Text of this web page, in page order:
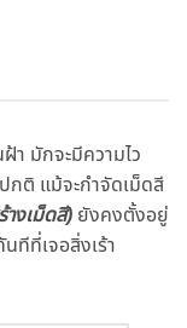
า มักจะมีความไว
กติ แม้จะกำจัดเม็ดสี
างเม็ดสี) ยังคงตั้งอยู่
ทีที่เจอสิ่งเร้า